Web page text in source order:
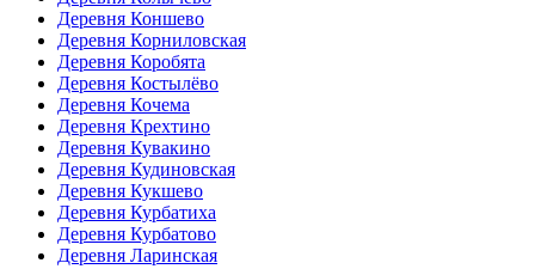
Деревня Коншево
Деревня Корниловская
Деревня Коробята
Деревня Костылёво
Деревня Кочема
Деревня Крехтино
Деревня Кувакино
Деревня Кудиновская
Деревня Кукшево
Деревня Курбатиха
Деревня Курбатово
Деревня Ларинская